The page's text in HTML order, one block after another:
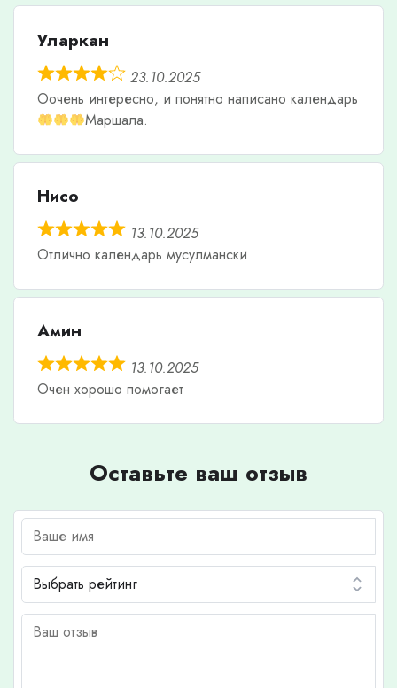
Уларкан
23.10.2025
Оочень интересно, и понятно написано календарь
Маршала.
Нисо
13.10.2025
Отлично календарь мусулмански
Амин
13.10.2025
Очен хорошо помогает
Оставьте ваш отзыв